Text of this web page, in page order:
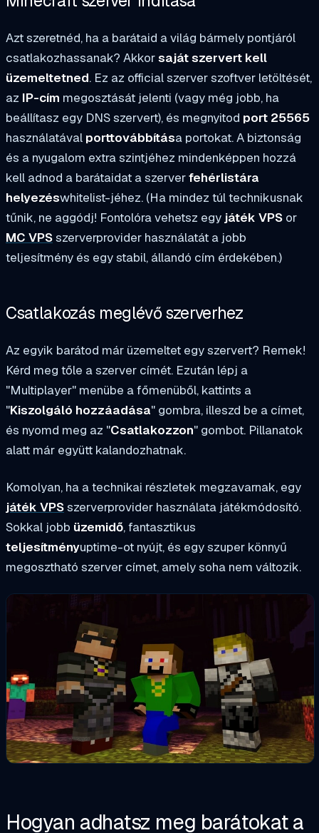
Azt szeretnéd, ha a barátaid a világ bármely pontjáról
csatlakozhassanak? Akkorsaját szervert kell
üzemeltetned. Ez az official szerver szoftver letöltését,
az IP-cím megosztását jelenti (vagy még jobb, ha
beállítasz egy DNS szervert), és megnyitod port 25565
használatával porttovábbítása portokat. A biztonság
és a nyugalom extra szintjéhez mindenképpen hozzá
kell adnod a barátaidat a szerverfehérlistára
helyezéswhitelist-jéhez. (Ha mindez túl technikusnak
tűnik, ne aggódj! Fontolóra vehetsz egy játék VPS or
MC VPSszerverprovider használatát a jobb
teljesítmény és egy stabil, állandó cím érdekében.)
Csatlakozás meglévő szerverhez
Az egyik barátod már üzemeltet egy szervert? Remek!
Kérd meg tőle a szerver címét. Ezután lépj a
"Multiplayer" menübe a főmenüből, kattints a
"Kiszolgáló hozzáadása" gombra, illeszd be a címet,
és nyomd meg az "Csatlakozzon" gombot. Pillanatok
alatt már együtt kalandozhatnak.
Komolyan, ha a technikai részletek megzavarnak, egy
játék VPSszerverprovider használata játékmódosító.
Sokkal jobb üzemidő, fantasztikus
teljesítményuptime-ot nyújt, és egy szuper könnyű
megosztható szerver címet, amely soha nem változik.
Hogyan adhatsz meg barátokat a